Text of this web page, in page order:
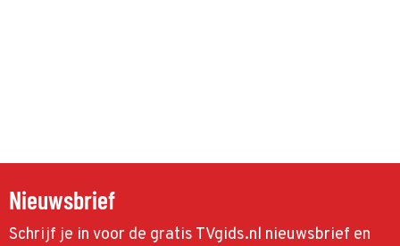
Nieuwsbrief
Schrijf je in voor de gratis TVgids.nl nieuwsbrief en